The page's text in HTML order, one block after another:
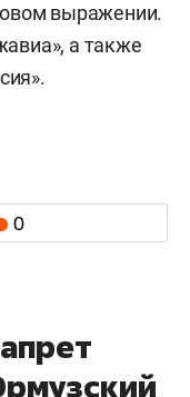
выражении.
а также
0